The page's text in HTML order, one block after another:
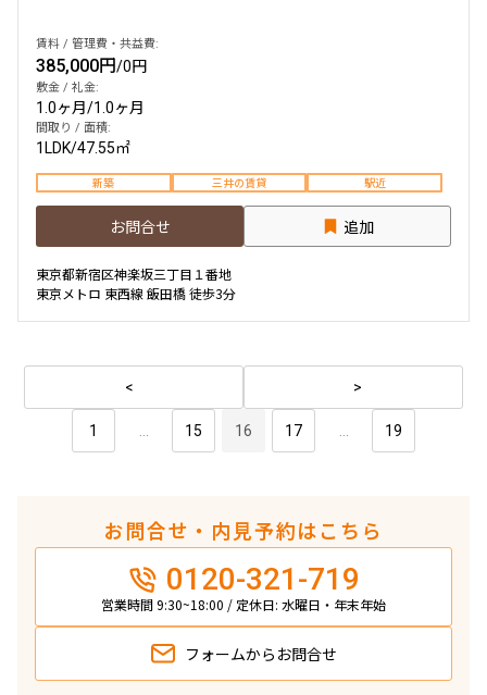
賃料 / 管理費・共益費:
385,000円/0円
敷金 / 礼金:
1.0ヶ月/1.0ヶ月
間取り / 面積:
1LDK/47.55㎡
新築 三井の賃貸 駅近
お問合せ 追加
東京都新宿区神楽坂三丁目１番地
東京メトロ 東西線 飯田橋 徒歩3分
1 ... 15 16 17 ... 19
お問合せ・内見予約はこちら
0120-321-719
営業時間 9:30~18:00 / 定休日: 水曜日・年末年始
フォームから お問合せ